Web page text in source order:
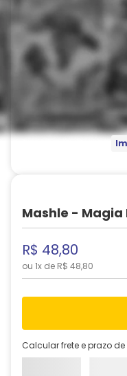
Mashle - Magia
R$ 48,80
ou 1x de R$ 48,80
Calcular frete e prazo